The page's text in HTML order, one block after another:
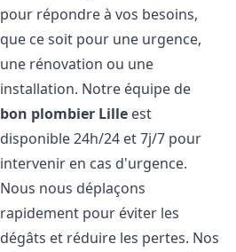
pour répondre à vos besoins,
que ce soit pour une urgence,
une rénovation ou une
installation. Notre équipe de
bon plombier Lille est
disponible 24h/24 et 7j/7 pour
intervenir en cas d'urgence.
Nous nous déplaçons
rapidement pour éviter les
dégâts et réduire les pertes. Nos